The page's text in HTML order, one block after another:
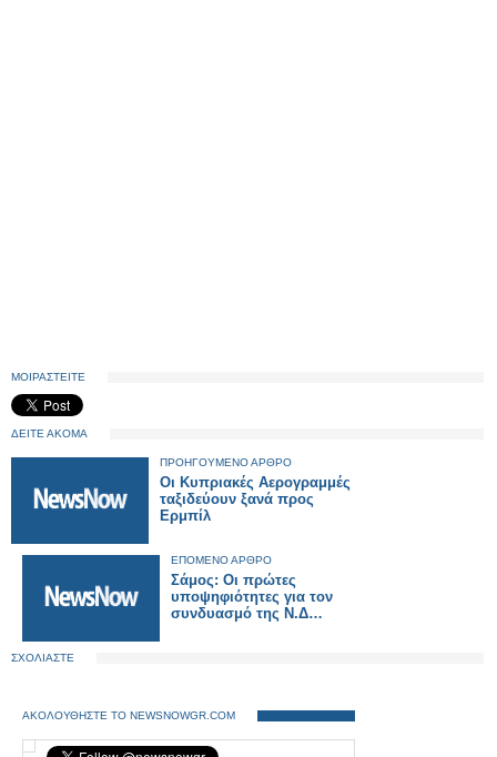
ΜΟΙΡΑΣΤΕΙΤΕ
ΔΕΙΤΕ ΑΚΟΜΑ
ΠΡΟΗΓΟΥΜΕΝΟ ΑΡΘΡΟ
Οι Κυπριακές Αερογραμμές
ταξιδεύουν ξανά προς
Ερμπίλ
ΕΠΟΜΕΝΟ ΑΡΘΡΟ
Σάμος: Οι πρώτες
υποψηφιότητες για τον
συνδυασμό της Ν.Δ…
ΣΧΟΛΙΑΣΤΕ
ΑΚΟΛΟΥΘΗΣΤΕ ΤΟ NEWSNOWGR.COM